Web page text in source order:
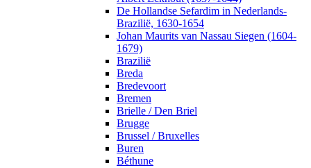
De Hollandse Sefardim in Nederlands-
Brazilië, 1630-1654
Johan Maurits van Nassau Siegen (1604-
1679)
Brazilië
Breda
Bredevoort
Bremen
Brielle / Den Briel
Brugge
Brussel / Bruxelles
Buren
Béthune